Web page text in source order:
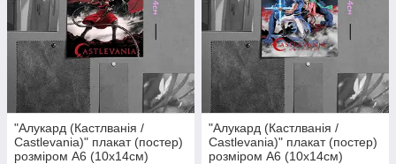
"Алукард (Кастлванія /
Castlevania)" плакат (постер)
розміром А6 (10х14см)
"Алукард (Кастлванія /
Castlevania)" плакат (постер)
розміром А6 (10х14см)